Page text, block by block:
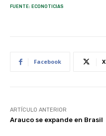
FUENTE: ECONOTICIAS
Facebook X
ARTÍCULO ANTERIOR
Arauco se expande en Brasil